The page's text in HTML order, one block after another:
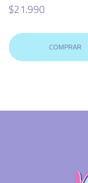
$21.990
COMPRAR